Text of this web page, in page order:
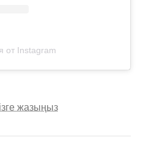
от Instagram
жазыңыз